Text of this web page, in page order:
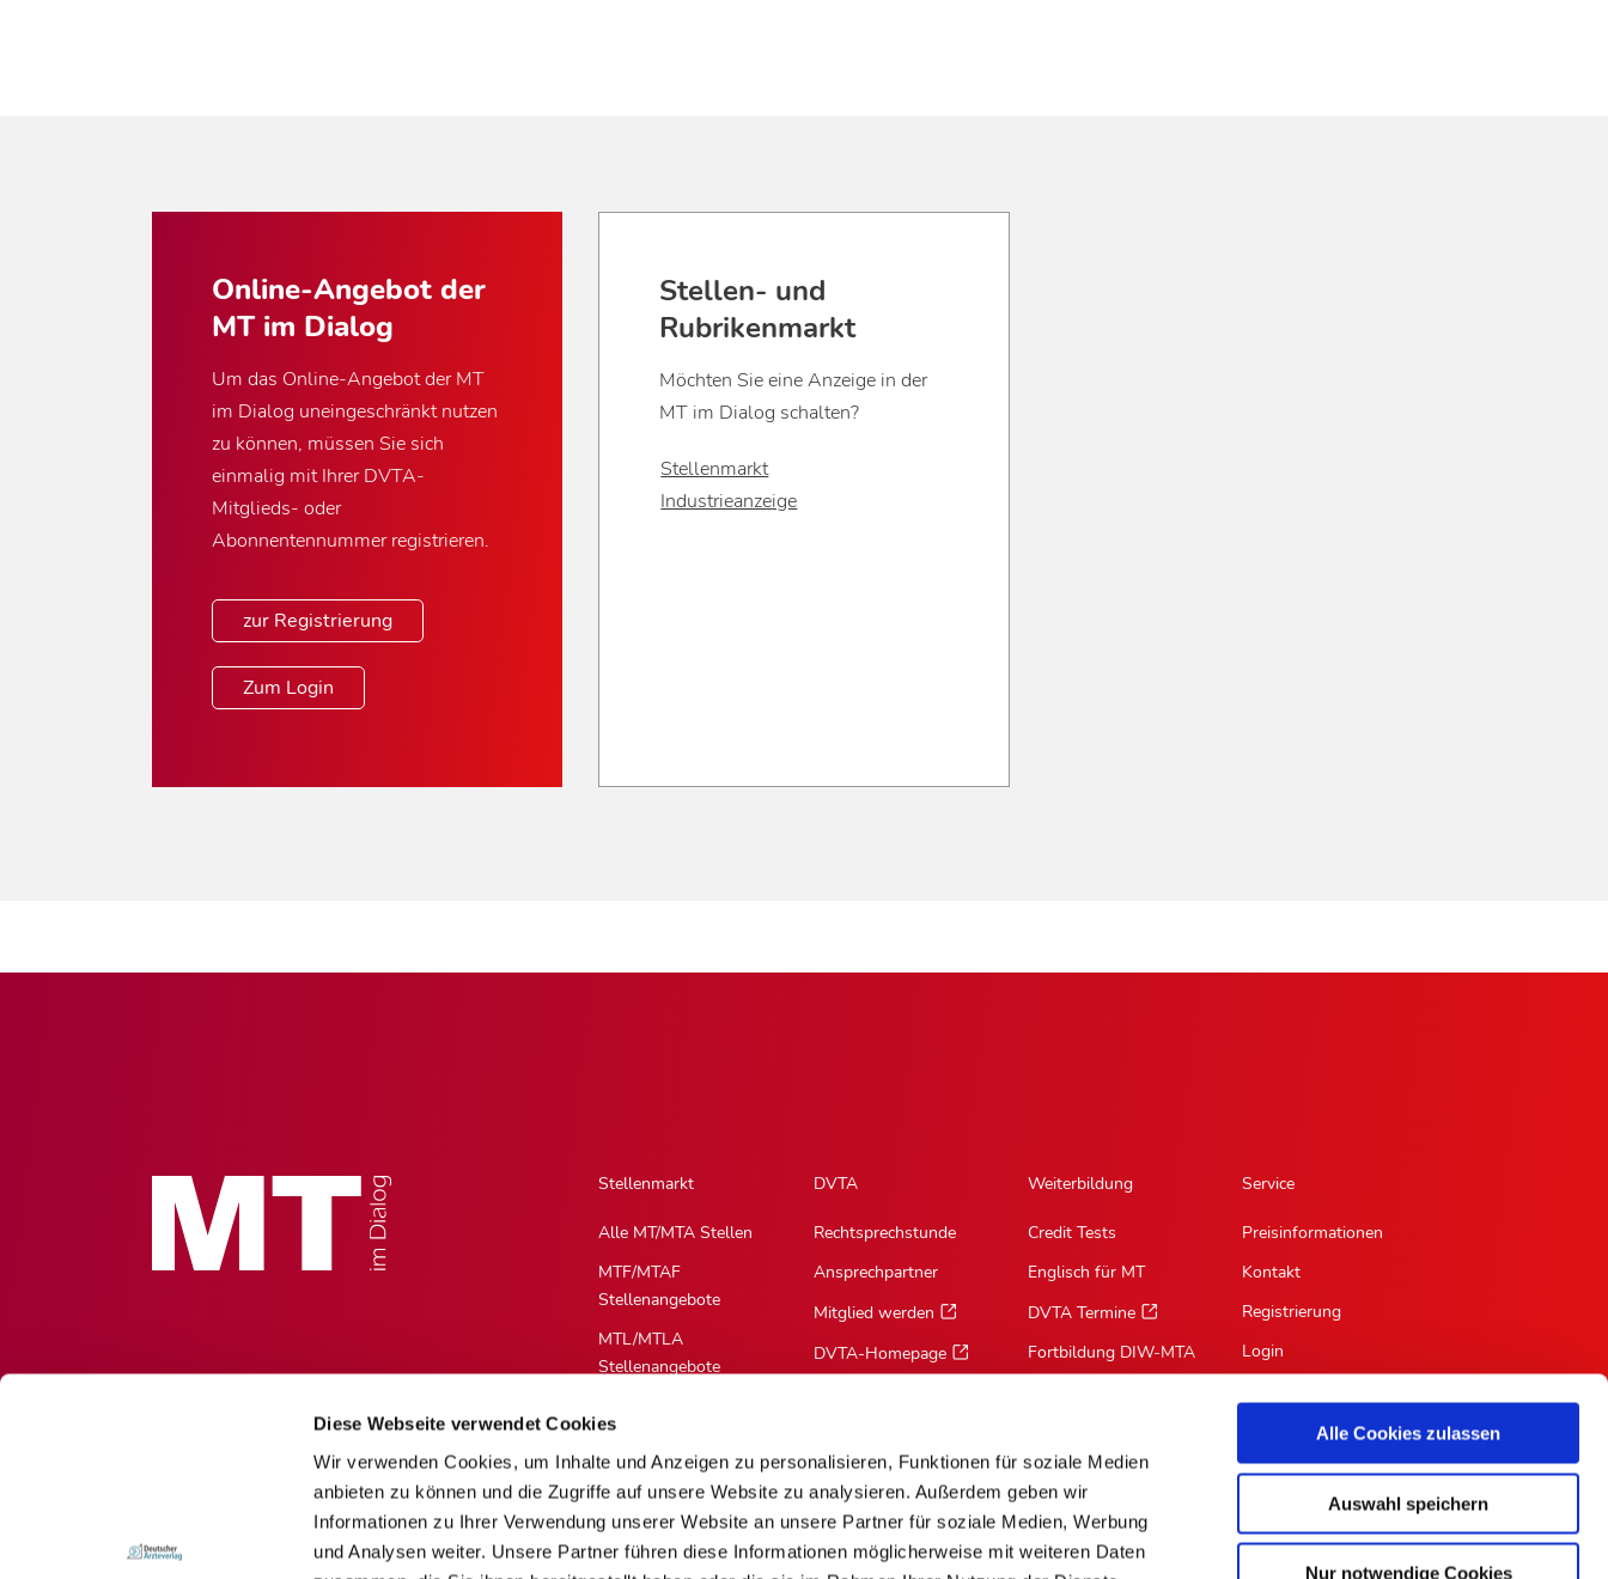
Diese Webseite verwendet Cookies
Wir verwenden Cookies, um Inhalte und Anzeigen zu personalisieren, Funktionen für soziale Medien
anbieten zu können und die Zugriffe auf unsere Website zu analysieren. Außerdem geben wir
Informationen zu Ihrer Verwendung unserer Website an unsere Partner für soziale Medien, Werbung
und Analysen weiter. Unsere Partner führen diese Informationen möglicherweise mit weiteren Daten
Alle Cookies zulassen
Auswahl speichern
Nur notwendige Cookies
Online-Angebot der
MT im Dialog
Um das Online-Angebot der MT
im Dialog uneingeschränkt nutzen
zu können, müssen Sie sich
einmalig mit Ihrer DVTA-
Mitglieds- oder
Abonnentennummer registrieren.
zur Registrierung
Zum Login
Stellen- und
Rubrikenmarkt
Möchten Sie eine Anzeige in der
MT im Dialog schalten?
Stellenmarkt
Industrieanzeige
Stellenmarkt
Alle MT/MTA Stellen
MTF/MTAF
Stellenangebote
MTL/MTLA
Stellenangebote
Stellenangebote
MTV/VMTA
Stellenangebote
DVTA
Rechtsprechstunde
Ansprechpartner
Mitglied werden
DVTA-Homepage
Weiterbildung
Credit Tests
Englisch für MT
DVTA Termine
Fortbildung DIW-MTA
Service
Preisinformationen
Kontakt
Registrierung
Login
RSS-Feed
Für Autoren